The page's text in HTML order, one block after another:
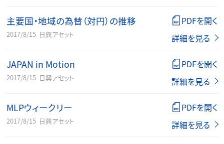
主要国・地域の為替（対円）の推移
2017/8/15 日興アセット
PDFを開く
詳細を見る
JAPAN in Motion
2017/8/15 日興アセット
PDFを開く
詳細を見る
MLPウィークリー
2017/8/15 日興アセット
PDFを開く
詳細を見る